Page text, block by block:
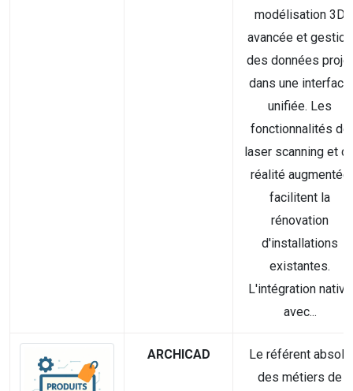
modélisation 3D
avancée et gestion
des données projet
dans une interface
unifiée. Les
fonctionnalités de
laser scanning et
réalité augmentée
facilitent la
rénovation
d'installations
existantes.
L'intégration native
avec...
ARCHICAD
Le référent absolu
des métiers de